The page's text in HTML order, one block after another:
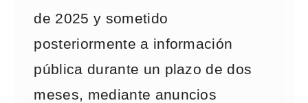
de 2025 y sometido
posteriormente a información
pública durante un plazo de dos
meses, mediante anuncios